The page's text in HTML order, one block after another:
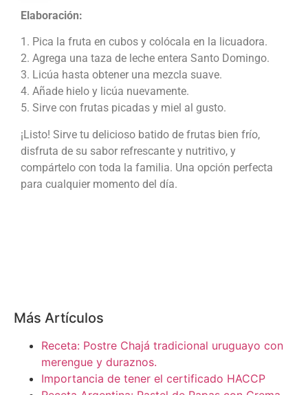
Elaboración:
1. Pica la fruta en cubos y colócala en la licuadora.
2. Agrega una taza de leche entera Santo Domingo.
3. Licúa hasta obtener una mezcla suave.
4. Añade hielo y licúa nuevamente.
5. Sirve con frutas picadas y miel al gusto.
¡Listo! Sirve tu delicioso batido de frutas bien frío,
disfruta de su sabor refrescante y nutritivo, y
compártelo con toda la familia. Una opción perfecta
para cualquier momento del día.
Más Artículos
Receta: Postre Chajá tradicional uruguayo con
merengue y duraznos.
Importancia de tener el certificado HACCP